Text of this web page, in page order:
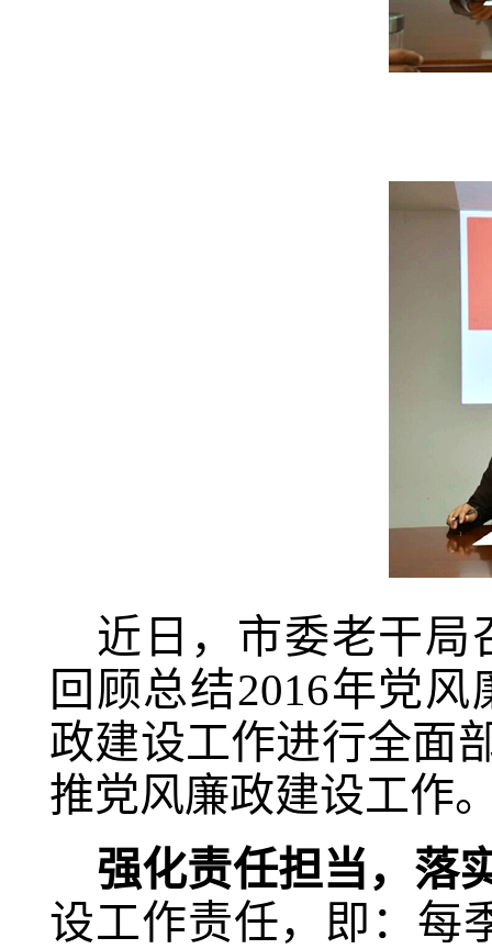
近日，市委老干局
回顾总结2016年党
政建设工作进行全面
推党风廉政建设工作
强化责任担当，落
设工作责任，即：每